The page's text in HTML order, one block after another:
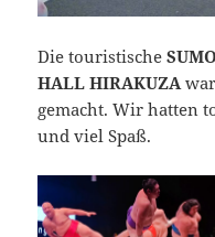
Die touristische
HALL HIRAKUZA
gemacht. Wir hatten
und viel Spaß.